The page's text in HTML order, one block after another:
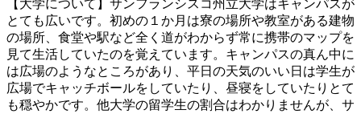
【大学について】サンフランシスコ州立大学はキャンパスが
とても広いです。初めの１か月は寮の場所や教室がある建物
の場所、食堂や駅など全く道がわからず常に携帯のマップを
見て生活していたのを覚えています。キャンパスの真ん中に
は広場のようなところがあり、平日の天気のいい日は学生が
広場でキャッチボールをしていたり、昼寝をしていたりとて
も穏やかです。他大学の留学生の割合はわかりませんが、サ